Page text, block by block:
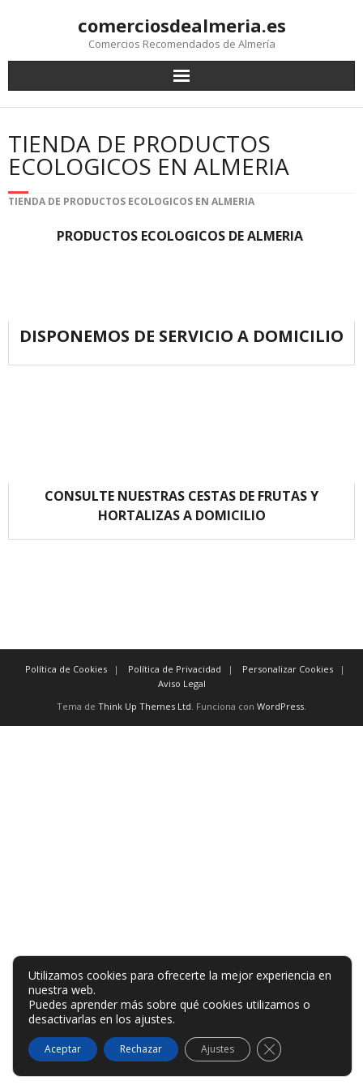
comerciosdealmeria.es
Comercios Recomendados de Almería
TIENDA DE PRODUCTOS
ECOLOGICOS EN ALMERIA
TIENDA DE PRODUCTOS ECOLOGICOS EN ALMERIA
PRODUCTOS ECOLOGICOS DE ALMERIA
DISPONEMOS DE SERVICIO A DOMICILIO
CONSULTE NUESTRAS CESTAS DE FRUTAS Y
HORTALIZAS A DOMICILIO
Política de Cookies Política de Privacidad
Personalizar Cookies
Aviso Legal
Tema de Think Up Themes Ltd . Funciona con WordPress
Utilizamos cookies para ofrecerte la mejor experiencia en
nuestra web.
Puedes aprender más sobre qué cookies utilizamos o
desactivarlas en los ajustes.
Aceptar Rechazar Ajustes Cerrar el banner